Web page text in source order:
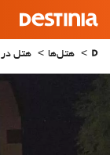
هتل‌ها هتل در Europe